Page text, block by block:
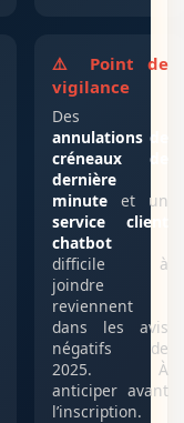
⚠️ Point de
vigilance
Des
annulations de
créneaux de
dernière
minute et un
service client
chatbot
difficile à
joindre
reviennent
dans les avis
négatifs de
2025. À
anticiper avant
l’inscription.